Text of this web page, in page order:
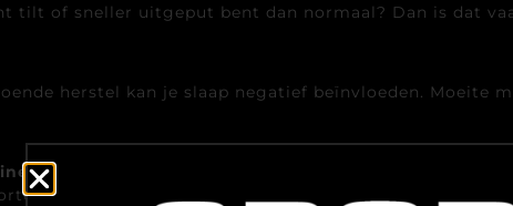
tilt of sneller uitgeput bent dan normaal? Dan is dat
herstel kan je slaap negatief beïnvloeden. Moeite
maar nu totaal niet? Dat kan een mentale én